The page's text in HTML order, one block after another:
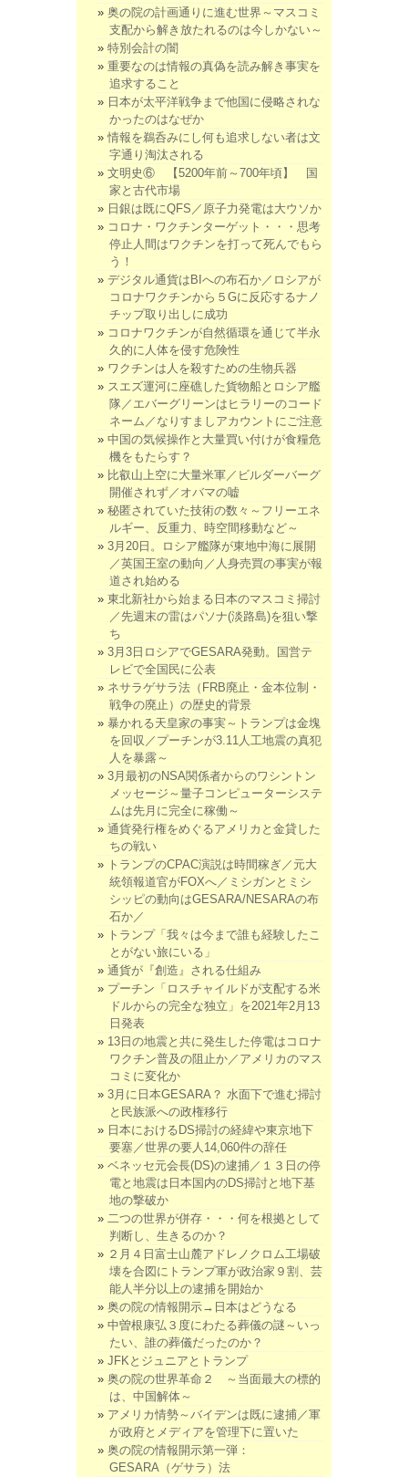
奥の院の計画通りに進む世界～マスコミ
支配から解き放たれるのは今しかない～
特別会計の闇
重要なのは情報の真偽を読み解き事実を
追求すること
日本が太平洋戦争まで他国に侵略されな
かったのはなぜか
情報を鵜呑みにし何も追求しない者は文
字通り淘汰される
文明史⑥ 【5200年前～700年頃】 国
家と古代市場
日銀は既にQFS／原子力発電は大ウソか
コロナ・ワクチンターゲット・・・思考
停止人間はワクチンを打って死んでもら
う！
デジタル通貨はBIへの布石か／ロシアが
コロナワクチンから５Gに反応するナノ
チップ取り出しに成功
コロナワクチンが自然循環を通じて半永
久的に人体を侵す危険性
ワクチンは人を殺すための生物兵器
スエズ運河に座礁した貨物船とロシア艦
隊／エバーグリーンはヒラリーのコード
ネーム／なりすましアカウントにご注意
中国の気候操作と大量買い付けが食糧危
機をもたらす？
比叡山上空に大量米軍／ビルダーバーグ
開催されず／オバマの嘘
秘匿されていた技術の数々～フリーエネ
ルギー、反重力、時空間移動など～
3月20日。ロシア艦隊が東地中海に展開
／英国王室の動向／人身売買の事実が報
道され始める
東北新社から始まる日本のマスコミ掃討
／先週末の雷はパソナ(淡路島)を狙い撃
ち
3月3日ロシアでGESARA発動。国営テ
レビで全国民に公表
ネサラゲサラ法（FRB廃止・金本位制・
戦争の廃止）の歴史的背景
暴かれる天皇家の事実～トランプは金塊
を回収／プーチンが3.11人工地震の真犯
人を暴露～
3月最初のNSA関係者からのワシントン
メッセージ～量子コンピューターシステ
ムは先月に完全に稼働～
通貨発行権をめぐるアメリカと金貸した
ちの戦い
トランプのCPAC演説は時間稼ぎ／元大
統領報道官がFOXへ／ミシガンとミシ
シッピの動向はGESARA/NESARAの布
石か／
トランプ「我々は今まで誰も経験したこ
とがない旅にいる」
通貨が『創造』される仕組み
プーチン「ロスチャイルドが支配する米
ドルからの完全な独立」を2021年2月13
日発表
13日の地震と共に発生した停電はコロナ
ワクチン普及の阻止か／アメリカのマス
コミに変化か
3月に日本GESARA？ 水面下で進む掃討
と民族派への政権移行
日本におけるDS掃討の経緯や東京地下
要塞／世界の要人14,060件の辞任
ベネッセ元会長(DS)の逮捕／１３日の停
電と地震は日本国内のDS掃討と地下基
地の撃破か
二つの世界が併存・・・何を根拠として
判断し、生きるのか？
２月４日富士山麓アドレノクロム工場破
壊を合図にトランプ軍が政治家９割、芸
能人半分以上の逮捕を開始か
奥の院の情報開示→日本はどうなる
中曽根康弘３度にわたる葬儀の謎～いっ
たい、誰の葬儀だったのか？
JFKとジュニアとトランプ
奥の院の世界革命２ ～当面最大の標的
は、中国解体～
アメリカ情勢～バイデンは既に逮捕／軍
が政府とメディアを管理下に置いた
奥の院の情報開示第一弾：
GESARA（ゲサラ）法